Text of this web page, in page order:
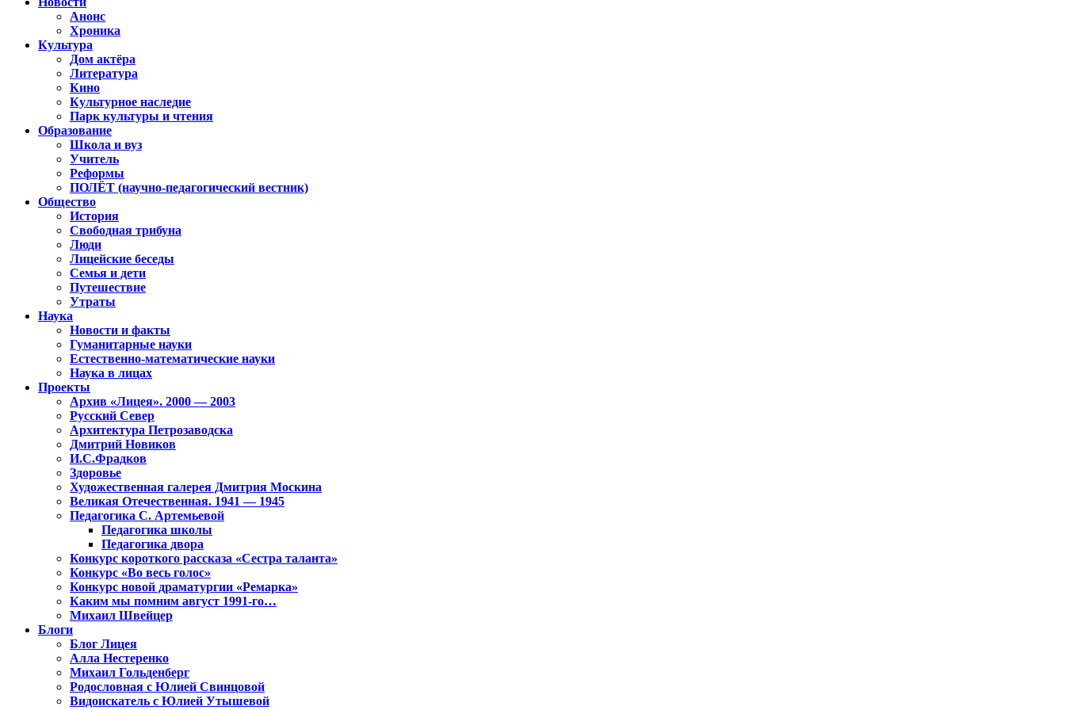
Анонс
Хроника
Культура
Дом актёра
Литература
Кино
Культурное наследие
Парк культуры и чтения
Образование
Школа и вуз
Учитель
Реформы
ПОЛЁТ (научно-педагогический вестник)
Общество
История
Свободная трибуна
Люди
Лицейские беседы
Семья и дети
Путешествие
Утраты
Наука
Новости и факты
Гуманитарные науки
Естественно-математические науки
Наука в лицах
Проекты
Архив «Лицея». 2000 — 2003
Русский Север
Архитектура Петрозаводска
Дмитрий Новиков
И.С.Фрадков
Здоровье
Художественная галерея Дмитрия Москина
Великая Отечественная. 1941 — 1945
Педагогика С. Артемьевой
Педагогика школы
Педагогика двора
Конкурс короткого рассказа «Сестра таланта»
Конкурс «Во весь голос»
Конкурс новой драматургии «Ремарка»
Каким мы помним август 1991-го…
Михаил Швейцер
Блоги
Блог Лицея
Алла Нестеренко
Михаил Гольденберг
Родословная с Юлией Свинцовой
Видоискатель с Юлией Утышевой